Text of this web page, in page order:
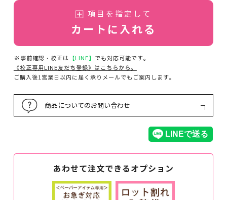
項目を指定して
カートに入れる
商品についてのお問い合わせ
あわせて注文できるオプション
※事前確認・校正は 【LINE】 でも対応可能です。
《校正専用LINE友だち登録》はこちらから。
ご購入後1営業日以内に届く承りメールでもご案内します。